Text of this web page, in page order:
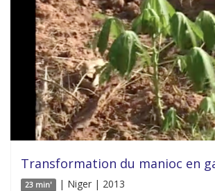
Transformation du manioc en
23 min' | Niger | 2013